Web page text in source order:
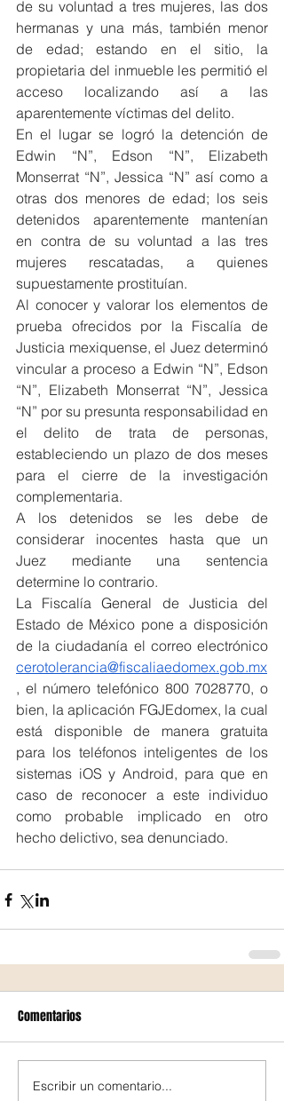
de su voluntad a tres mujeres, las dos
hermanas y una más, también menor
de edad; estando en el sitio, la
propietaria del inmueble les permitió el
acceso localizando así a las
aparentemente víctimas del delito.
En el lugar se logró la detención de
Edwin “N”, Edson “N”, Elizabeth
Monserrat “N”, Jessica “N” así como a
otras dos menores de edad; los seis
detenidos aparentemente mantenían
en contra de su voluntad a las tres
mujeres rescatadas, a quienes
supuestamente prostituían.
Al conocer y valorar los elementos de
prueba ofrecidos por la Fiscalía de
Justicia mexiquense, el Juez determinó
vincular a proceso a Edwin “N”, Edson
“N”, Elizabeth Monserrat “N”, Jessica
“N” por su presunta responsabilidad en
el delito de trata de personas,
estableciendo un plazo de dos meses
para el cierre de la investigación
complementaria.
A los detenidos se les debe de
considerar inocentes hasta que un
Juez mediante una sentencia
determine lo contrario.
La Fiscalía General de Justicia del
Estado de México pone a disposición
cerotolerancia@fiscaliaedomex.gob.mx
, el número telefónico 800 7028770, o
bien, la aplicación FGJEdomex, la cual
está disponible de manera gratuita
para los teléfonos inteligentes de los
sistemas iOS y Android, para que en
caso de reconocer a este individuo
como probable implicado en otro
hecho delictivo, sea denunciado.
Comentarios
Escribir un comentario...